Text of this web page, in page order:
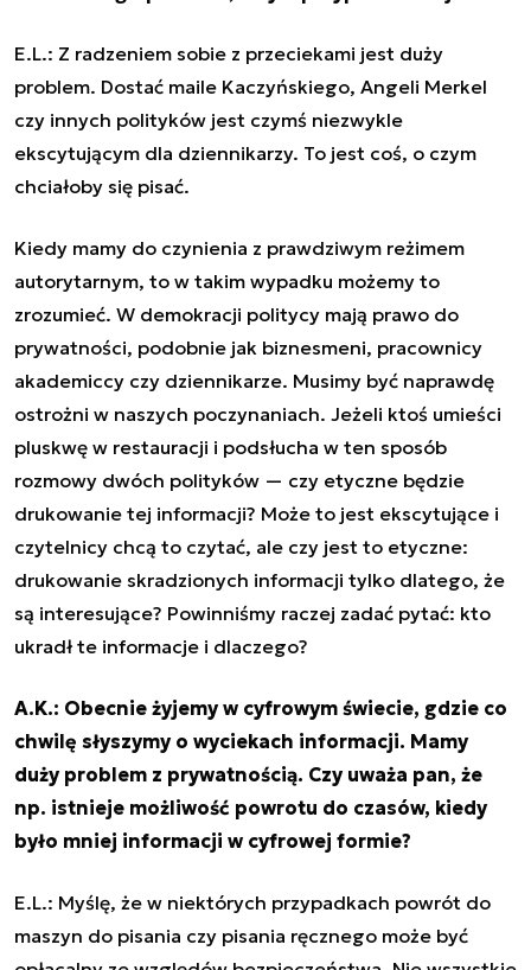
E.L.: Z radzeniem sobie z przeciekami jest duży
problem. Dostać maile Kaczyńskiego, Angeli Merkel
czy innych polityków jest czymś niezwykle
ekscytującym dla dziennikarzy. To jest coś, o czym
chciałoby się pisać.
Kiedy mamy do czynienia z prawdziwym reżimem
autorytarnym, to w takim wypadku możemy to
zrozumieć. W demokracji politycy mają prawo do
prywatności, podobnie jak biznesmeni, pracownicy
akademiccy czy dziennikarze. Musimy być naprawdę
ostrożni w naszych poczynaniach. Jeżeli ktoś umieści
pluskwę w restauracji i podsłucha w ten sposób
rozmowy dwóch polityków — czy etyczne będzie
drukowanie tej informacji? Może to jest ekscytujące i
czytelnicy chcą to czytać, ale czy jest to etyczne:
drukowanie skradzionych informacji tylko dlatego, że
są interesujące? Powinniśmy raczej zadać pytać: kto
ukradł te informacje i dlaczego?
A.K.: Obecnie żyjemy w cyfrowym świecie, gdzie co
chwilę słyszymy o wyciekach informacji. Mamy
duży problem z prywatnością. Czy uważa pan, że
np. istnieje możliwość powrotu do czasów, kiedy
było mniej informacji w cyfrowej formie?
E.L.: Myślę, że w niektórych przypadkach powrót do
maszyn do pisania czy pisania ręcznego może być